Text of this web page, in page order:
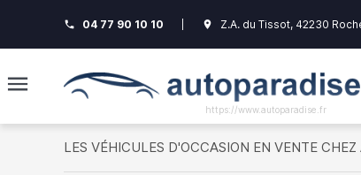
phone 04 77 90 10 10 room Z.A. du Tissot, 42230
https://www.autoparadise.fr
LES VÉHICULES D'OCCASION EN VENTE